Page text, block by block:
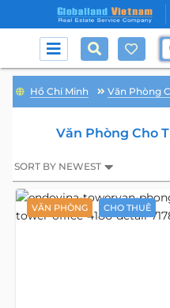
Hồ Chí Minh Văn Phòng
Văn Phòng Cho
SORT BY NEWEST
VĂN PHÒNG CHO THUÊ